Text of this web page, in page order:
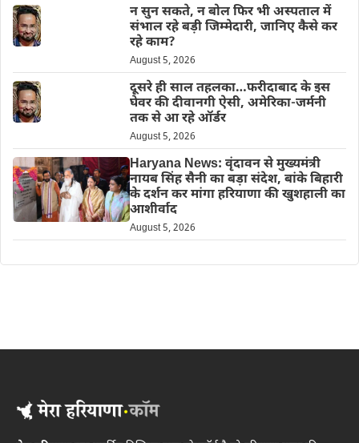
न सुन सकते, न बोल फिर भी अस्पताल में
संभाल रहे बड़ी जिम्मेदारी, जानिए कैसे कर
रहे काम?
August 5, 2026
दूसरे ही साल तहलका…फरीदाबाद के इस
घेवर की दीवानगी ऐसी, अमेरिका-जर्मनी
तक से आ रहे ऑर्डर
August 5, 2026
Haryana News: वृंदावन से मुख्यमंत्री
नायब सिंह सैनी का बड़ा संदेश, बांके बिहारी
के दर्शन कर मांगा हरियाणा की खुशहाली का
आशीर्वाद
August 5, 2026